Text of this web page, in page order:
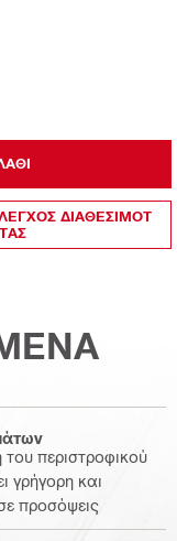
ΔΙΑΘΕΣΙΜΌΤ
του περιστροφικού
γρήγορη και
προσόψεις